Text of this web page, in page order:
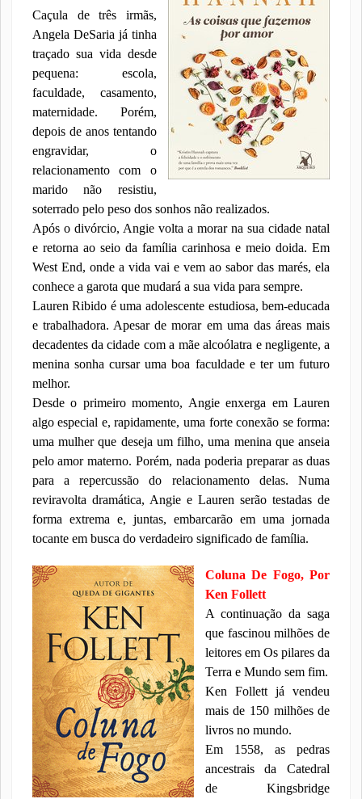
Caçula de três irmãs,
Angela DeSaria já tinha
traçado sua vida desde
pequena: escola,
faculdade, casamento,
maternidade. Porém,
depois de anos tentando
engravidar, o
relacionamento com o
marido não resistiu,
soterrado pelo peso dos sonhos não realizados.
Após o divórcio, Angie volta a morar na sua cidade natal
e retorna ao seio da família carinhosa e meio doida. Em
West End, onde a vida vai e vem ao sabor das marés, ela
conhece a garota que mudará a sua vida para sempre.
Lauren Ribido é uma adolescente estudiosa, bem-educada
e trabalhadora. Apesar de morar em uma das áreas mais
decadentes da cidade com a mãe alcoólatra e negligente, a
menina sonha cursar uma boa faculdade e ter um futuro
melhor.
Desde o primeiro momento, Angie enxerga em Lauren
algo especial e, rapidamente, uma forte conexão se forma:
uma mulher que deseja um filho, uma menina que anseia
pelo amor materno. Porém, nada poderia preparar as duas
para a repercussão do relacionamento delas. Numa
reviravolta dramática, Angie e Lauren serão testadas de
forma extrema e, juntas, embarcarão em uma jornada
tocante em busca do verdadeiro significado de família.
Coluna De Fogo, Por
Ken Follett
A continuação da saga
que fascinou milhões de
leitores em Os pilares da
Terra e Mundo sem fim.
Ken Follett já vendeu
mais de 150 milhões de
livros no mundo.
Em 1558, as pedras
ancestrais da Catedral
de Kingsbridge